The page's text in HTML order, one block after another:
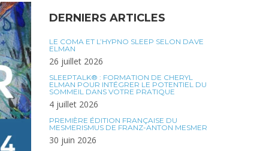
DERNIERS ARTICLES
LE COMA ET L’HYPNO SLEEP SELON DAVE
ELMAN
26 juillet 2026
SLEEPTALK® : FORMATION DE CHERYL
ELMAN POUR INTÉGRER LE POTENTIEL DU
SOMMEIL DANS VOTRE PRATIQUE
4 juillet 2026
PREMIÈRE ÉDITION FRANÇAISE DU
MESMERISMUS DE FRANZ-ANTON MESMER
30 juin 2026